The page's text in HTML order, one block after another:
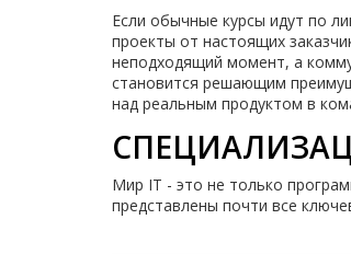
Если обычные курсы идут по
проекты от настоящих
неподходящий момент, а
становится решающим
над реальным продуктом в
Мир IT - это не только
представлены почти все